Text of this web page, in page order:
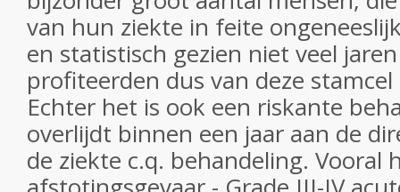
van hun ziekte in feite
en statistisch gezien niet veel
profiteerden dus van deze
Echter het is ook een riskante
overlijdt binnen een jaar aan de
de ziekte c.q. behandeling. Vooral